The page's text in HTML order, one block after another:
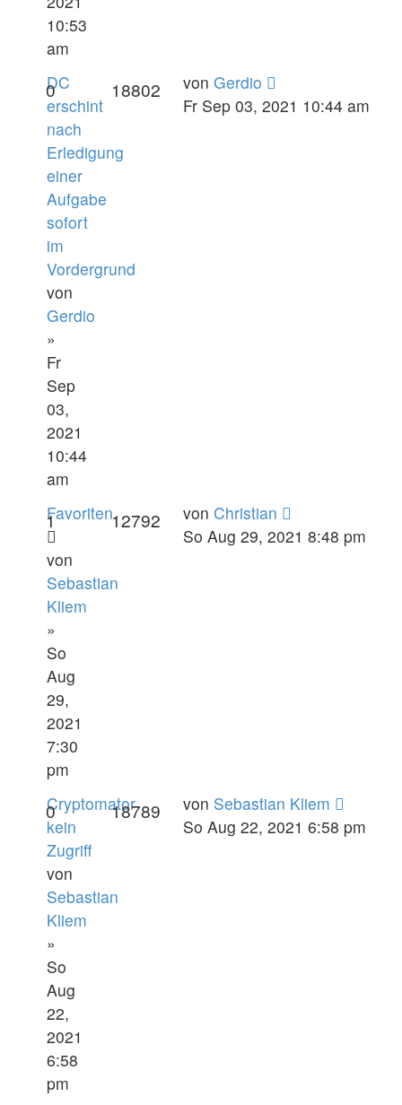
10:53
am
DC
erschint
nach
Erledigung
einer
Aufgabe
sofort
im
Vordergrund
von
Gerdio
»
Fr
Sep
03,
2021
10:44
am
0 18802 von Gerdio
Fr Sep 03, 2021 10:44 am
Favoriten
von
Sebastian
Kliem
»
So
Aug
29,
2021
7:30
pm
1 12792 von Christian
So Aug 29, 2021 8:48 pm
Cryptomator
kein
Zugriff
von
Sebastian
Kliem
»
So
Aug
22,
2021
6:58
pm
0 18789 von Sebastian Kliem
So Aug 22, 2021 6:58 pm